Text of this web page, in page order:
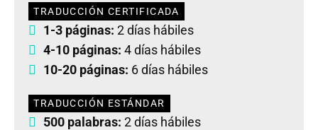
TRADUCCIÓN CERTIFICADA
1-3 páginas: 2 días hábiles
4-10 páginas: 4 días hábiles
10-20 páginas: 6 días hábiles
TRADUCCIÓN ESTÁNDAR
500 palabras: 2 días hábiles